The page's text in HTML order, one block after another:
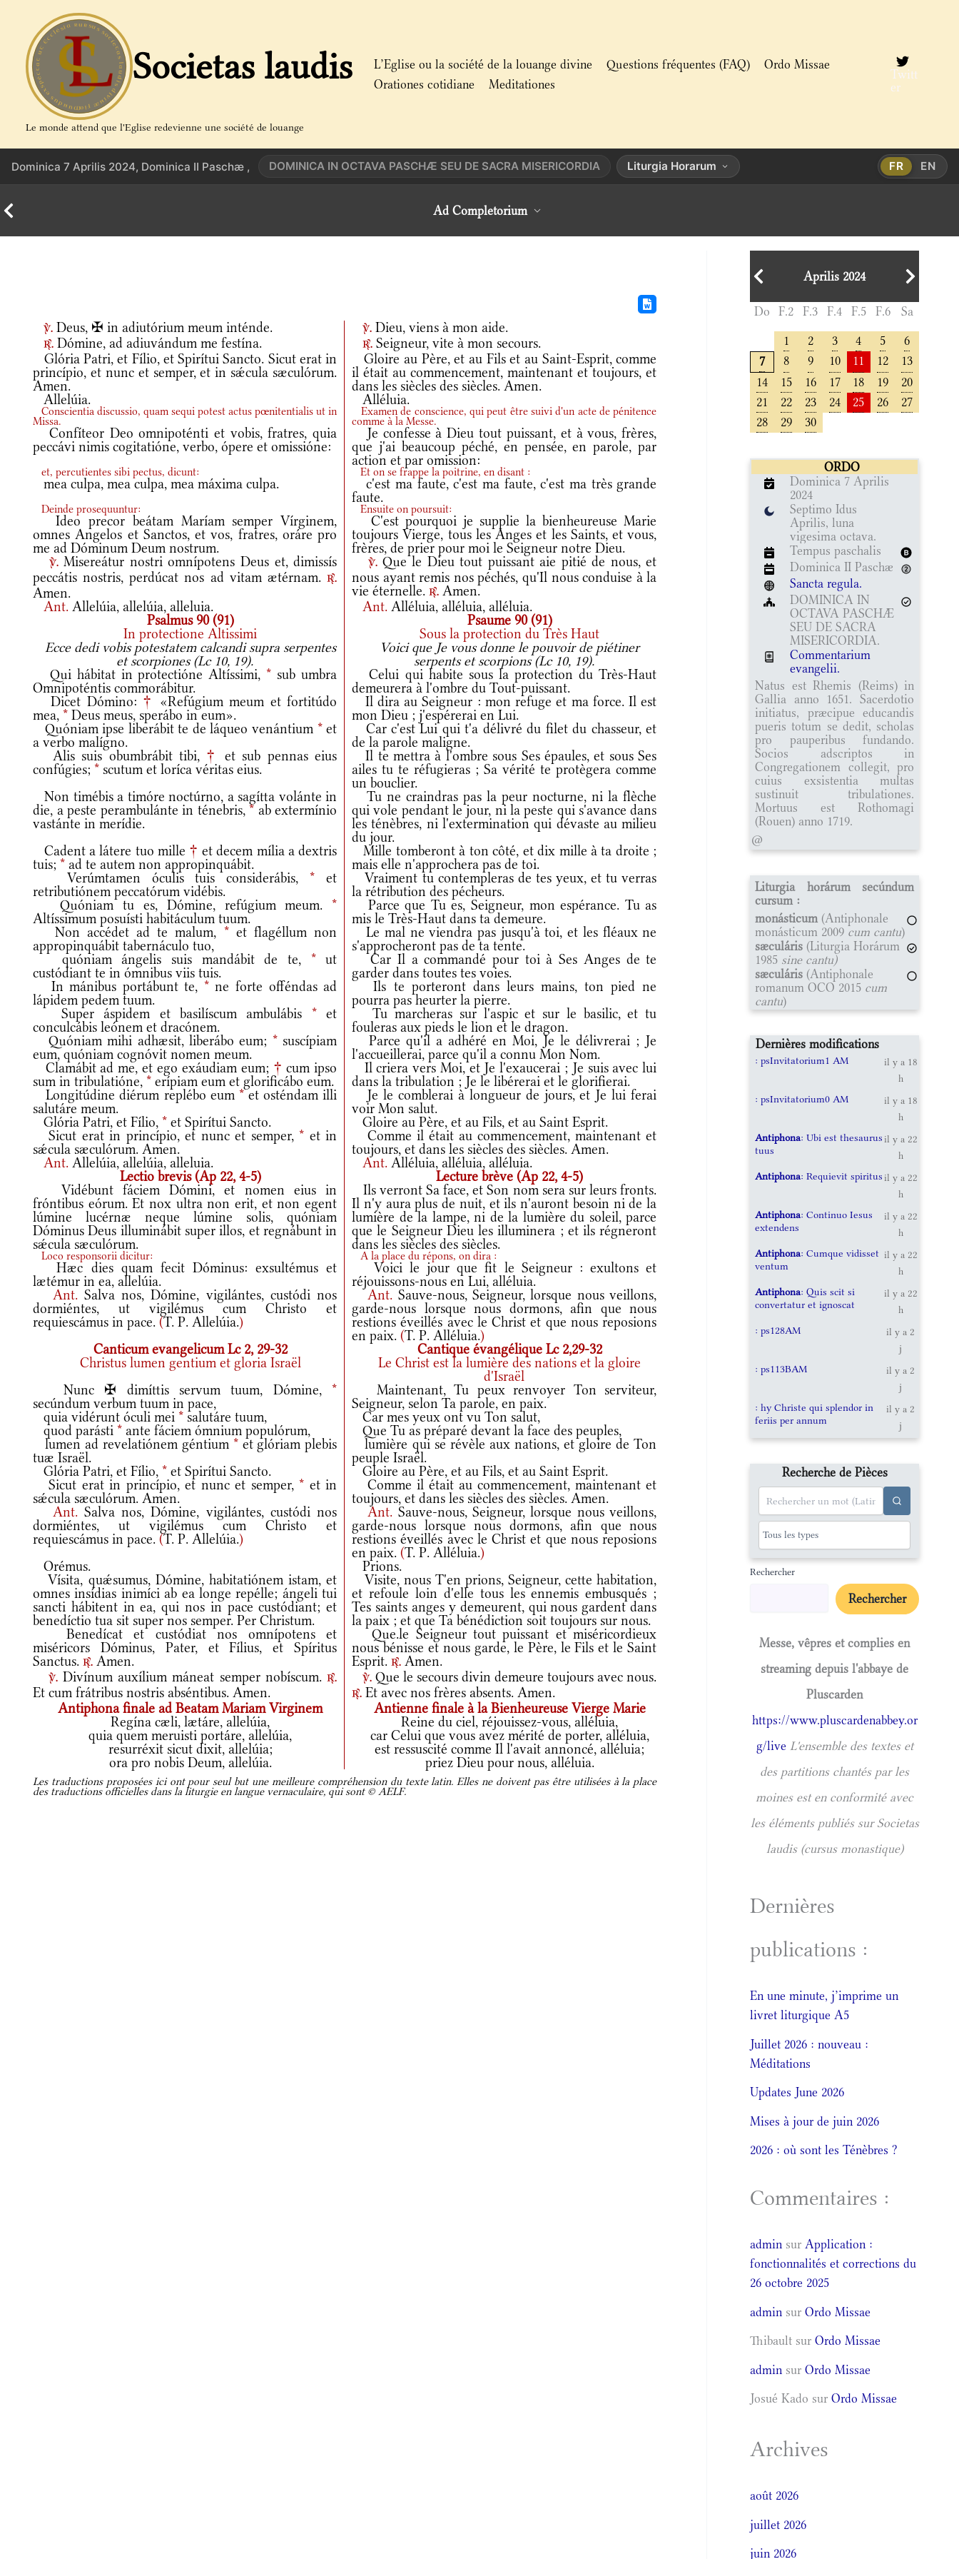
contenu
Societas laudis
Le monde attend que l'Eglise redevienne une société de louange
L’Eglise ou la société de la louange divine Questions fréquentes (FAQ)
Ordo Missae
Orationes cotidiane
Meditationes
Twitt
er
Dominica 7 Aprilis 2024, Dominica II Paschæ , DOMINICA IN OCTAVA PASCHÆ SEU DE SACRA MISERICORDIA Liturgia Horarum FR EN
Ad Completorium
v. Deus, ✠ in adiutórium meum inténde. v. Dieu, viens à mon aide.
r. Dómine, ad adiuvándum me festína. r. Seigneur, vite à mon secours.
Glória Patri, et Fílio, et Spirítui Sancto. Sicut erat in
princípio, et nunc et semper, et in sǽcula sæculórum.
Amen.
Gloire au Père, et au Fils et au Saint-Esprit, comme
il était au commencement, maintenant et toujours, et
dans les siècles des siècles. Amen.
Allelúia.
Alléluia.
Conscientia discussio, quam sequi potest actus pœnitentialis ut in
Missa.
Examen de conscience, qui peut être suivi d'un acte de pénitence
comme à la Messe.
Confíteor Deo omnipoténti et vobis, fratres, quia
peccávi nimis cogitatióne, verbo, ópere et omissióne:
Je confesse à Dieu tout puissant, et à vous, frères,
que j'ai beaucoup péché, en pensée, en parole, par
action et par omission:
et, percutientes sibi pectus, dicunt: Et on se frappe la poitrine, en disant :
mea culpa, mea culpa, mea máxima culpa.
c'est ma faute, c'est ma faute, c'est ma très grande
faute.
Deinde prosequuntur: Ensuite on poursuit:
Ideo precor beátam Maríam semper Vírginem,
omnes Angelos et Sanctos, et vos, fratres, oráre pro
me ad Dóminum Deum nostrum.
C'est pourquoi je supplie la bienheureuse Marie
toujours Vierge, tous les Anges et les Saints, et vous,
frères, de prier pour moi le Seigneur notre Dieu.
v.Misereátur nostri omnípotens Deus et, dimissís
peccátis nostris, perdúcat nos ad vitam ætérnam.r.
Amen.
v.Que le Dieu tout puissant aie pitié de nous, et
nous ayant remis nos péchés, qu'Il nous conduise à la
vie éternelle.r. Amen.
Ant. Allelúia, allelúia, alleluia. Ant.Alléluia, alléluia, alléluia.
Psalmus 90 (91)
Psaume 90 (91)
In protectione Altissimi
Sous la protection du Très Haut
Ecce dedi vobis potestatem calcandi supra serpentes
et scorpiones (Lc 10, 19).
Voici que Je vous donne le pouvoir de piétiner
serpents et scorpions (Lc 10, 19).
Qui hábitat in protectióne Altíssimi, * sub umbra
Omnipoténtis commorábitur.
Celui qui habite sous la protection du Très-Haut
demeurera à l'ombre du Tout-puissant.
Dicet Dómino: †
«Refúgium meum et fortitúdo
mea, * Deus meus, sperábo in eum».
Il dira au Seigneur : mon refuge et ma force. Il est
mon Dieu ; j'espérerai en Lui.
Quóniam ipse liberábit te de láqueo venántium *et
a verbo malígno.
Car c'est Lui qui t'a délivré du filet du chasseur, et
de la parole maligne.
Alis suis obumbrábit tibi, †
et sub pennas eius
confúgies; * scutum et loríca véritas eius.
Il te mettra à l'ombre sous Ses épaules, et sous Ses
ailes tu te réfugieras ; Sa vérité te protègera comme
un bouclier.
Non timébis a timóre noctúrno, a sagítta volánte in
die, a peste perambulánte in ténebris, * ab extermínio
vastánte in merídie.
Tu ne craindras pas la peur nocturne, ni la flèche
qui vole pendant le jour, ni la peste qui s'avance dans
les ténèbres, ni l'extermination qui dévaste au milieu
du jour.
Cadent a látere tuo mille † et decem mília a dextris
tuis; * ad te autem non appropinquábit.
Mille tomberont à ton côté, et dix mille à ta droite ;
mais elle n'approchera pas de toi.
Verúmtamen óculis tuis considerábis, * et
retributiónem peccatórum vidébis.
Vraiment tu contempleras de tes yeux, et tu verras
la rétribution des pécheurs.
Quóniam tu es, Dómine, refúgium meum. *
Altíssimum posuísti habitáculum tuum.
Parce que Tu es, Seigneur, mon espérance. Tu as
mis le Très-Haut dans ta demeure.
Non accédet ad te malum, *et flagéllum non
appropinquábit tabernáculo tuo,
Le mal ne viendra pas jusqu'à toi, et les fléaux ne
s'approcheront pas de ta tente.
quóniam ángelis suis mandábit de te, *ut
custódiant te in ómnibus viis tuis.
Car Il a commandé pour toi à Ses Anges de te
garder dans toutes tes voies.
In mánibus portábunt te, *ne forte offéndas ad
lápidem pedem tuum.
Ils te porteront dans leurs mains, ton pied ne
pourra pas heurter la pierre.
Super áspidem et basilíscum ambulábis *et
conculcábis leónem et dracónem.
Tu marcheras sur l'aspic et sur le basilic, et tu
fouleras aux pieds le lion et le dragon.
Quóniam mihi adhæsit, liberábo eum; *suscípiam
eum, quóniam cognóvit nomen meum.
Parce qu'il a adhéré en Moi, Je le délivrerai ; Je
l'accueillerai, parce qu'il a connu Mon Nom.
Clamábit ad me, et ego exáudiam eum; † cum ipso
sum in tribulatióne, * erípiam eum et glorificábo eum.
Il criera vers Moi, et Je l'exaucerai ; Je suis avec lui
dans la tribulation ; Je le libérerai et le glorifierai.
Longitúdine diérum replébo eum *et osténdam illi
salutáre meum.
Je le comblerai à longueur de jours, et Je lui ferai
voir Mon salut.
Glória Patri, et Fílio, * et Spirítui Sancto.
Gloire au Père, et au Fils, et au Saint Esprit.
Sicut erat in princípio, et nunc et semper, * et in
sǽcula sæculórum. Amen.
Comme il était au commencement, maintenant et
toujours, et dans les siècles des siècles. Amen.
Ant. Allelúia, allelúia, alleluia. Ant.Alléluia, alléluia, alléluia.
Lectio brevis (Ap 22, 4-5)
Lecture brève (Ap 22, 4-5)
Vidébunt fáciem Dómini, et nomen eius in
fróntibus eórum. Et nox ultra non erit, et non egent
lúmine lucérnæ neque lúmine solis, quóniam
Dóminus Deus illuminábit super illos, et regnábunt in
sǽcula sæculórum.
Ils verront Sa face, et Son nom sera sur leurs fronts.
Il n'y aura plus de nuit, et ils n'auront besoin ni de la
lumière de la lampe, ni de la lumière du soleil, parce
que le Seigneur Dieu les illuminera ; et ils régneront
dans les siècles des siècles.
Loco responsorii dicitur: A la place du répons, on dira :
Hæc dies quam fecit Dóminus: exsultémus et
lætémur in ea, allelúia.
Voici le jour que fit le Seigneur : exultons et
réjouissons-nous en Lui, alléluia.
Ant. Salva nos, Dómine, vigilántes, custódi nos
dormiéntes, ut vigilémus cum Christo et
requiescámus in pace. (T. P. Allelúia.)
Ant. Sauve-nous, Seigneur, lorsque nous veillons,
garde-nous lorsque nous dormons, afin que nous
restions éveillés avec le Christ et que nous reposions
en paix.(T. P. Alléluia.)
Canticum evangelicum Lc 2, 29-32
Cantique évangélique Lc 2,29-32
Christus lumen gentium et gloria Israël
Le Christ est la lumière des nations et la gloire
d'Israël
Nunc ✠ dimíttis servum tuum, Dómine, *
secúndum verbum tuum in pace,
Maintenant, Tu peux renvoyer Ton serviteur,
Seigneur, selon Ta parole, en paix.
quia vidérunt óculi mei * salutáre tuum,
Car mes yeux ont vu Ton salut,
quod parásti * ante fáciem ómnium populórum,
Que Tu as préparé devant la face des peuples,
lumen ad revelatiónem géntium *et glóriam plebis
tuæ Israël.
lumière qui se révèle aux nations, et gloire de Ton
peuple Israël.
Glória Patri, et Fílio, * et Spirítui Sancto.
Gloire au Père, et au Fils, et au Saint Esprit.
Sicut erat in princípio, et nunc et semper, * et in
sǽcula sæculórum. Amen.
Comme il était au commencement, maintenant et
toujours, et dans les siècles des siècles. Amen.
Ant. Salva nos, Dómine, vigilántes, custódi nos
dormiéntes, ut vigilémus cum Christo et
requiescámus in pace. (T. P. Allelúia.)
Ant. Sauve-nous, Seigneur, lorsque nous veillons,
garde-nous lorsque nous dormons, afin que nous
restions éveillés avec le Christ et que nous reposions
en paix.(T. P. Alléluia.)
Orémus.
Prions.
Vísita, quǽsumus, Dómine, habitatiónem istam, et
omnes insídias inimíci ab ea longe repélle; ángeli tui
sancti hábitent in ea, qui nos in pace custódiant; et
benedíctio tua sit super nos semper. Per Christum.
Visite, nous T'en prions, Seigneur, cette habitation,
et refoule loin d'elle tous les ennemis embusqués ;
Tes saints anges y demeurent, qui nous gardent dans
la paix ; et que Ta bénédiction soit toujours sur nous.
Benedícat et custódiat nos omnípotens et
miséricors Dóminus, Pater, et Fílius, et Spíritus
Sanctus. r. Amen.
Que.le Seigneur tout puissant et miséricordieux
nous bénisse et nous garde, le Père, le Fils et le Saint
Esprit.r. Amen.
v.Divínum auxílium máneat semper nobíscum.r.
Et cum frátribus nostris abséntibus. Amen.
v. Que le secours divin demeure toujours avec nous.
r. Et avec nos frères absents. Amen.
Antiphona finale ad Beatam Mariam Virginem
Antienne finale à la Bienheureuse Vierge Marie
Regína cæli, lætáre, allelúia,
Reine du ciel, réjouissez-vous, alléluia,
quia quem meruisti portáre, allelúia,
car Celui que vous avez mérité de porter, alléluia,
resurréxit sicut dixit, allelúia;
est ressuscité comme Il l'avait annoncé, alléluia;
ora pro nobis Deum, allelúia.
priez Dieu pour nous, alléluia.
Les traductions proposées ici ont pour seul but une meilleure compréhension du texte latin. Elles ne doivent pas être utilisées à la place
des traductions officielles dans la liturgie en langue vernaculaire, qui sont © AELF.
Aprilis 2024
Do F.2 F.3 F.4 F.5 F.6 Sa
1 2 3 4 5
6
7
8 9 10 11 12
13
14
15 16 17 18 19
20
21
22 23 24 25 26
27
28
29 30
ORDO
Dominica 7 Aprilis
2024
Septimo Idus
Aprilis, luna
vigesima octava.
Tempus paschalis
Dominica II Paschæ
Sancta regula.
DOMINICA IN
OCTAVA PASCHÆ
SEU DE SACRA
MISERICORDIA.
Commentarium
evangelii.
Natus est Rhemis (Reims) in
Gallia anno 1651. Sacerdotio
initiatus, præcipue educandis
pueris totum se dedit, scholas
pro pauperibus fundando.
Socios adscriptos in
Congregationem collegit, pro
cuius exsistentia multas
sustinuit tribulationes.
Mortuus est Rothomagi
(Rouen) anno 1719.
@
Liturgia horárum secúndum
cursum :
monásticum (Antiphonale
monásticum 2009 cum cantu)
sæculáris (Liturgia Horárum
1985 sine cantu)
sæculáris (Antiphonale
romanum OCO 2015 cum
cantu)
Dernières modifications
: psInvitatorium1 AM
il y a 18
h
: psInvitatorium0 AM
il y a 18
h
Antiphona: Ubi est thesaurus
tuus
il y a 22
h
Antiphona: Requievit spiritus il y a 22
h
Antiphona: Continuo Iesus
extendens
il y a 22
h
Antiphona: Cumque vidisset
ventum
il y a 22
h
Antiphona: Quis scit si
convertatur et ignoscat
il y a 22
h
: ps128AM
il y a 2
j
: ps113BAM
il y a 2
j
: hy Christe qui splendor in
feriis per annum
il y a 2
j
Recherche de Pièces
Rechercher
Rechercher
Messe, vêpres et complies en
streaming depuis l'abbaye de
Pluscarden
https://www.pluscardenabbey.or
g/live L'ensemble des textes et
des partitions chantés par les
moines est en conformité avec
les éléments publiés sur Societas
laudis (cursus monastique)
Dernières
publications :
En une minute, j’imprime un
livret liturgique A5
Juillet 2026 : nouveau :
Méditations
Updates June 2026
Mises à jour de juin 2026
2026 : où sont les Ténèbres ?
Commentaires :
admin surApplication :
fonctionnalités et corrections du
26 octobre 2025
admin surOrdo Missae
Thibault surOrdo Missae
admin surOrdo Missae
Josué Kado surOrdo Missae
Archives
août 2026
juillet 2026
juin 2026